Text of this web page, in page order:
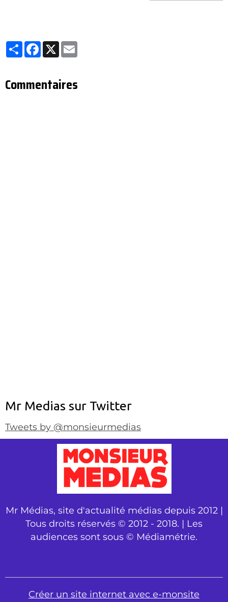
Partager
Facebook
X
Commentaires
Mr Medias sur Twitter
Tweets by @monsieurmedias
Mr Médias, site d'actualité médias depuis 2012 |
Tous droits réservés © 2012 - 2018. | Les
audiences sont sous © Médiamétrie.
Créer un site internet avec e-monsite